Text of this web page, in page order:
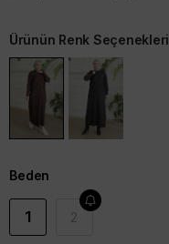
Ürünün Renk Seçenekleri
Beden
1 2